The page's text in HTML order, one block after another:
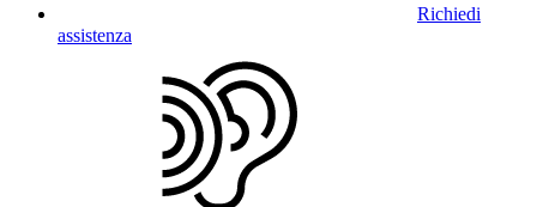
Richiedi
assistenza